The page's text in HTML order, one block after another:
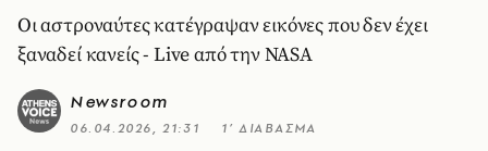
Οι αστροναύτες κατέγραψαν εικόνες που δεν έχει
ξαναδεί κανείς - Live από την NASA
Newsroom
06.04.2026, 21:31 1’ ΔΙΑΒΑΣΜΑ